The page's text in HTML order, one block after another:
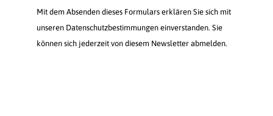
Mit dem Absenden dieses Formulars erklären Sie sich mit
unseren Datenschutzbestimmungen einverstanden. Sie
können sich jederzeit von diesem Newsletter abmelden.